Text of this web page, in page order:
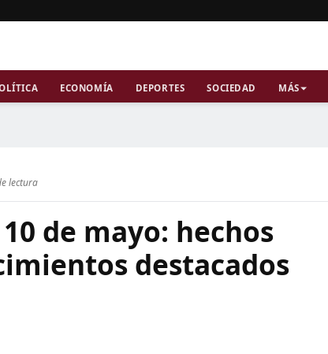
ECONOMÍA DEPORTES SOCIEDAD MÁS
lectura
de mayo: hechos
destacados